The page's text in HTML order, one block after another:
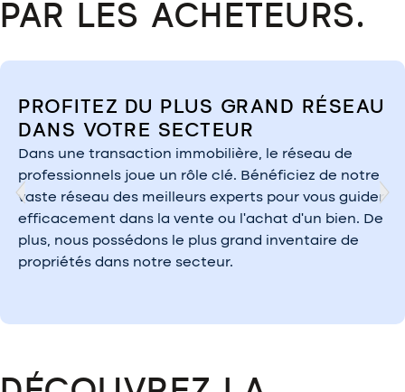
PAR LES ACHETEURS.
PROFITEZ DU PLUS GRAND RÉSEAU
DANS VOTRE SECTEUR
Dans une transaction immobilière, le réseau de
professionnels joue un rôle clé. Bénéficiez de notre
vaste réseau des meilleurs experts pour vous guider
efficacement dans la vente ou l’achat d’un bien. De
plus, nous possédons le plus grand inventaire de
propriétés dans notre secteur.